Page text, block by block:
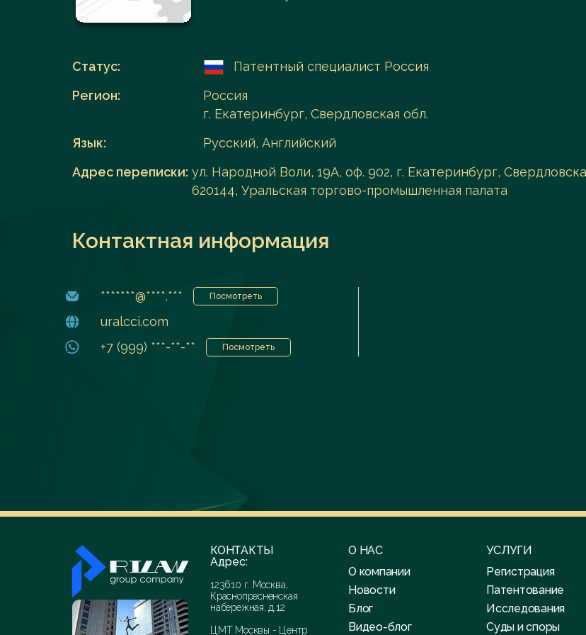
Перейти в каталог
Статус:
Патентный специалист Россия
Регион:
Россия
г. Екатеринбург, Свердловская обл.
Язык:
Русский, Английский
Адрес переписки: ул. Народной Воли, 19А, оф. 902, г. Екатеринбург,
620144, Уральская торгово-промышленная палата
Контактная информация
*******@****.*** Посмотреть
uralcci.com
+7 (999) ***-**-**
Посмотреть
КОНТАКТЫ
Адрес:
123610 г. Москва,
Краснопресненская
набережная, д.12
ЦМТ Москвы - Центр
О НАС
О компании
Новости
Блог
Видео-блог
УСЛУГИ
Регистрация
Патентование
Исследования
Суды и споры